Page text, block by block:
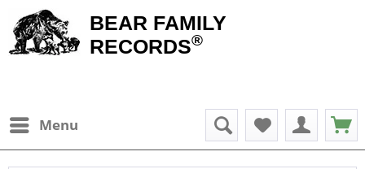
BEAR FAMILY
RECORDS®
Menu